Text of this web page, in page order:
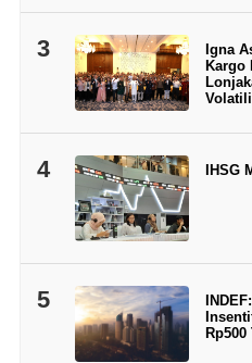
3
Igna
Kargo
4 IHSG
5